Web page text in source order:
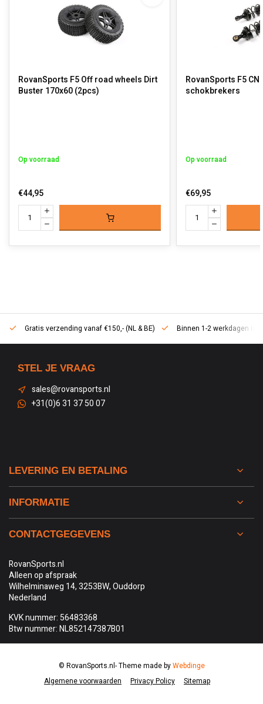
RovanSports F5 Off road wheels Dirt
Buster 170x60 (2pcs)
Op voorraad
€44,95
RovanSports F5
schokbrekers
Op voorraad
€69,95
Gratis verzending vanaf €150,- (NL & BE) Binnen 1-2 werkdagen in
STEL JE VRAAG
sales@rovansports.nl
+31(0)6 31 37 50 07
LEVERING EN BETALING
INFORMATIE
CONTACTGEGEVENS
RovanSports.nl
Alleen op afspraak
Wilhelminaweg 14, 3253BW, Ouddorp
Nederland
KVK nummer: 56483368
Btw nummer: NL852147387B01
Algemene voorwaarden Privacy Policy Sitemap
© RovanSports.nl- Theme made byWebdinge